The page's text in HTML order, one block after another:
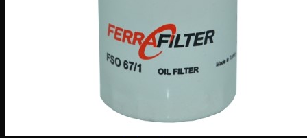
Фільтри-мішки
EDM Фільтри
Постачальники
Промислові Фільтри
Cross Reference
Онлайн каталоги
Каталог Ferra Filter
Новини